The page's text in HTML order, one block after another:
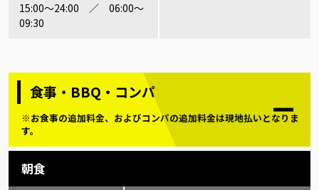
15:00～24:00 ／ 06:00～
09:30
食事・BBQ・コンパ
※お食事の追加料金、およびコンパの追加料金は現地払いとなりま
す。
朝食